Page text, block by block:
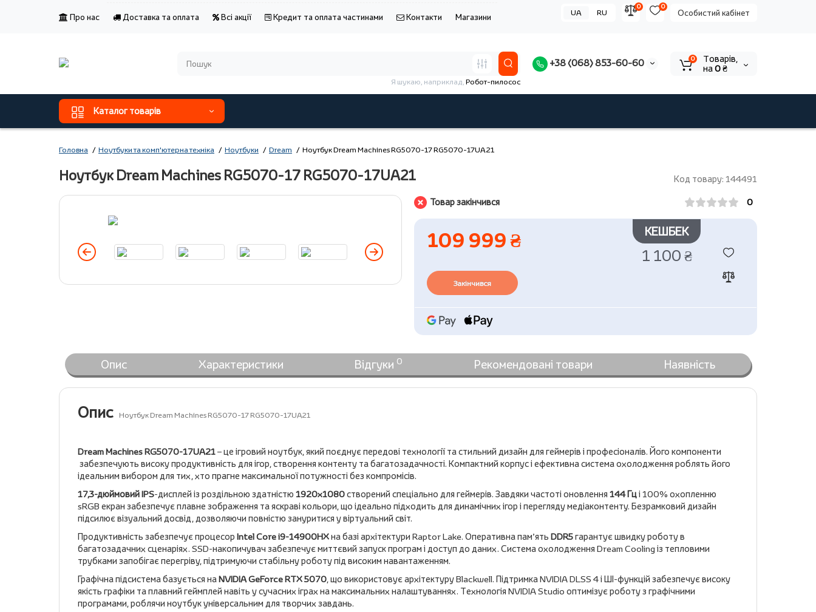
Про нас Доставка та оплата Всі акції Кредит та оплата частинами Контакти Магазини Особистий кабінет
0
0
UA RU
+38 (068) 853-60-60
Я шукаю, наприклад,Робот-пилосос
0
Tоварів,
на0 ₴
Каталог товарів
Головна Ноутбуки та комп'ютерна техніка Ноутбуки Dream Ноутбук Dream Machines RG5070-17 RG5070-17UA21
Код товару: 144491
Ноутбук Dream Machines RG5070-17 RG5070-17UA21
Товар закінчився 0
109 999 ₴ КЕШБЕК
1 100 ₴
Закінчився
Опис Характеристики Відгуки 0 Рекомендовані товари Наявність
Опис Ноутбук Dream Machines RG5070-17 RG5070-17UA21
Dream Machines RG5070-17UA21– це ігровий ноутбук, який поєднує передові технології та стильний дизайн для геймерів і професіоналів. Його компоненти
забезпечують високу продуктивність для ігор, створення контенту та багатозадачності. Компактний корпус і ефективна система охолодження роблять його
ідеальним вибором для тих, хто прагне максимальної потужності без компромісів.
17,3-дюймовий IPS-дисплей із роздільною здатністю 1920x1080створений спеціально для геймерів. Завдяки частоті оновлення 144 Гці 100% охопленню
sRGB екран забезпечує плавне зображення та яскраві кольори, що ідеально підходить для динамічних ігор і перегляду медіаконтенту. Безрамковий дизайн
підсилює візуальний досвід, дозволяючи повністю зануритися у віртуальний світ.
Продуктивність забезпечує процесор Intel Core i9-14900HXна базі архітектури Raptor Lake. Оперативна пам’ять DDR5гарантує швидку роботу в
багатозадачних сценаріях. SSD-накопичувач забезпечує миттєвий запуск програм і доступ до даних. Система охолодження Dream Cooling із тепловими
трубками запобігає перегріву, підтримуючи стабільну роботу під високим навантаженням.
Графічна підсистема базується наNVIDIA GeForce RTX 5070, що використовує архітектуру Blackwell. Підтримка NVIDIA DLSS 4 і ШІ-функцій забезпечує високу
якість графіки та плавний геймплей навіть у сучасних іграх на максимальних налаштуваннях. Технологія NVIDIA Studio оптимізує роботу з графічними
програмами, роблячи ноутбук універсальним для творчих завдань.